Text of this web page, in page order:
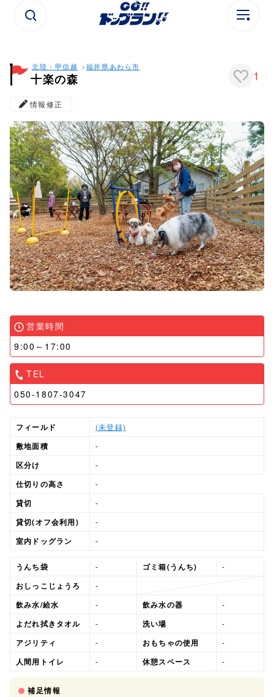
北陸・甲信越 福井県あわら市
十楽の森 1
情報修正
営業時間
9:00～17:00
TEL
050-1807-3047
フィールド (未登録)
敷地面積 -
区分け -
仕切りの高さ -
貸切 -
貸切(オフ会利用) -
室内ドッグラン -
うんち袋 - ゴミ箱(うんち) -
おしっこじょうろ -
飲み水/給水 - 飲み水の器 -
よだれ拭きタオル - 洗い場 -
アジリティ - おもちゃの使用 -
人間用トイレ - 休憩スペース -
補足情報